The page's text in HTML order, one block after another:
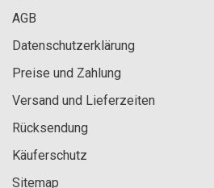
AGB
Datenschutzerklärung
Preise und Zahlung
Versand und Lieferzeiten
Rücksendung
Käuferschutz
Sitemap